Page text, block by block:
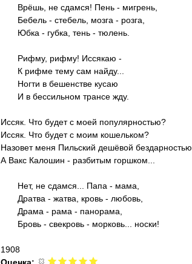
Врёшь, не сдамся! Пень - мигрень,
Бебель - стебель, мозга - розга,
Юбка - губка, тень - тюлень.
Рифму, рифму! Иссякаю -
К рифме тему сам найду...
Ногти в бешенстве кусаю
И в бессильном трансе жду.
Иссяк. Что будет с моей популярностью?
Иссяк. Что будет с моим кошельком?
Назовет меня Пильский дешёвой бездарностью,
А Вакс Калошин - разбитым горшком...
Нет, не сдамся... Папа - мама,
Дратва - жатва, кровь - любовь,
Драма - рама - панорама,
Бровь - свекровь - морковь... носки!
1908